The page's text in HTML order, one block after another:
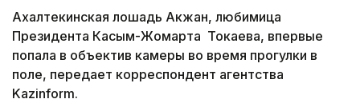
Ахалтекинская лошадь Акжан, любимица
Президента Касым-Жомарта Токаева, впервые
попала в объектив камеры во время прогулки в
поле, передает корреспондент агентства
Kazinform.